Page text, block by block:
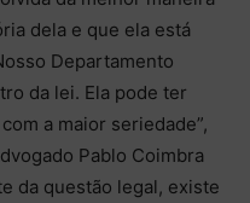
dela e que ela está
Departamento
da lei. Ela pode ter
a maior seriedade”,
Pablo Coimbra
da questão legal, existe